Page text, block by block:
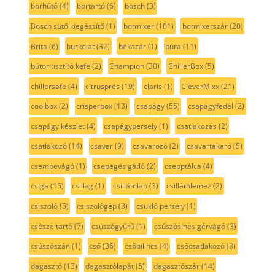
borhűtő(4) bortartó(6) bosch(3)
Bosch sütő kiegészítő(1) botmixer(101) botmixerszár(20)
Brita (6) burkolat(32) békazár(1) búra (11)
bútor tisztító kefe (2) Champion(30) ChillerBox(5)
chillersafe (4) citrusprés (19) claris (1) CleverMixx(21)
coolbox(2) crisperbox(13) csapágy(55) csapágyfedél (2)
csapágy készlet(4) csapágypersely(1) csatlakozás (2)
csatlakozó(14) csavar(9) csavarozó(2) csavartakaró(5)
csempevágó(1) csepegés gátló(2) csepptálca (4)
csiga (15) csillag(1) csillámlap(3) csillámlemez (2)
csiszoló(5) csiszológép(3) csukló persely(1)
csésze tartó(7) csúszógyűrű(1) csúszósines gérvágó(3)
csúszószán(1) cső(36) csőbilincs (4) csőcsatlakozó(3)
dagasztó(13) dagasztólapát(5) dagasztószár(14)